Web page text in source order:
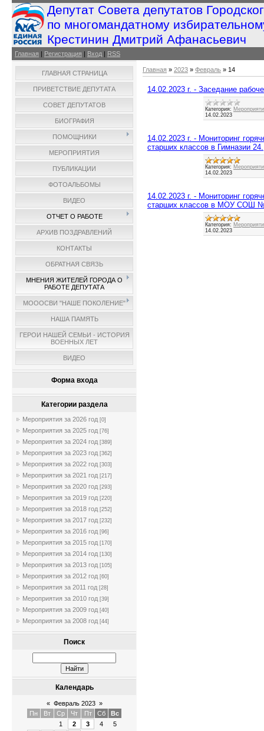
Депутат Совета депутатов
по многомандатному
Крестинин Дмитрий Афанасьевич
Главная | Регистрация | Вход | RSS
ГЛАВНАЯ СТРАНИЦА
ПРИВЕТСТВИЕ ДЕПУТАТА
СОВЕТ ДЕПУТАТОВ
БИОГРАФИЯ
ПОМОЩНИКИ
МЕРОПРИЯТИЯ
ПУБЛИКАЦИИ
ФОТОАЛЬБОМЫ
ВИДЕО
ОТЧЕТ О РАБОТЕ
АРХИВ ПОЗДРАВЛЕНИЙ
КОНТАКТЫ
ОБРАТНАЯ СВЯЗЬ
МНЕНИЯ ЖИТЕЛЕЙ ГОРОДА О
РАБОТЕ ДЕПУТАТА
МОООСВИ "НАШЕ ПОКОЛЕНИЕ"
НАША ПАМЯТЬ
ГЕРОИ НАШЕЙ СЕМЬИ - ИСТОРИЯ
ВОЕННЫХ ЛЕТ
ВИДЕО
Форма входа
Категории раздела
Мероприятия за 2026 год [0]
Мероприятия за 2025 год [76]
Мероприятия за 2024 год [389]
Мероприятия за 2023 год [362]
Мероприятия за 2022 год [303]
Мероприятия за 2021 год [217]
Мероприятия за 2020 год [293]
Мероприятия за 2019 год [220]
Мероприятия за 2018 год [252]
Мероприятия за 2017 год [232]
Мероприятия за 2016 год [96]
Мероприятия за 2015 год [170]
Мероприятия за 2014 год [130]
Мероприятия за 2013 год [105]
Мероприятия за 2012 год [60]
Мероприятия за 2011 год [28]
Мероприятия за 2010 год [39]
Мероприятия за 2009 год [40]
Мероприятия за 2008 год [44]
Поиск
Календарь
« Февраль 2023 »
Пн
Вт Ср Чт Пт Сб
Вс
1
2 3 4
5
Главная » 2023 » Февраль » 14
14.02.2023 г. - Заседание
Категория:
14.02.2023
14.02.2023 г. - Мониторинг
старших классов в Гимназии 24.
Категория:
14.02.2023
14.02.2023 г. - Мониторинг
старших классов в МОУ СОШ
Категория:
14.02.2023